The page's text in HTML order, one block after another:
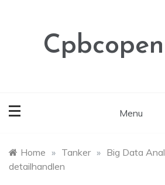
Menu
Home » Tanker » Big Data
detailhandlen